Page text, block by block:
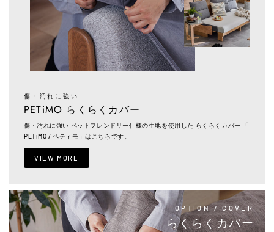
傷・汚れに強い
PETiMO らくらくカバー
傷・汚れに強い ペットフレンドリー仕様の生地を使用した らくらくカバー 「
PETiMO / ペティモ」はこちらです。
VIEW MORE
OPTION / COVER
らくらくカバー